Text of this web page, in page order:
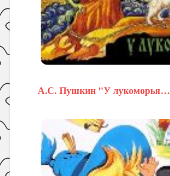
А.С. Пушкин "У лукоморья…